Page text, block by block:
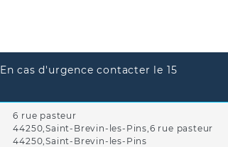
En cas d'urgence contacter le 15
6 rue pasteur
44250,Saint-Brevin-les-Pins,6 rue pasteur
44250,Saint-Brevin-les-Pins